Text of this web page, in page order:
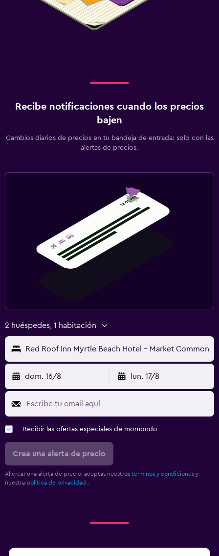
Recibe notificaciones cuando los precios
bajen
Cambios diarios de precios en tu bandeja de entrada: solo con las
alertas de precios.
2 huéspedes, 1 habitación
Red Roof Inn Myrtle Beach Hotel - Market Common
dom. 16/8 lun. 17/8
Recibir las ofertas especiales de momondo
Crea una alerta de precio
Al crear una alerta de precio, aceptas nuestros términos y condiciones y
nuestra política de privacidad.